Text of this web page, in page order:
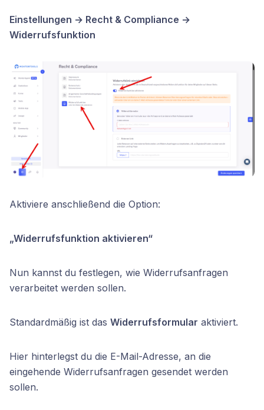
Einstellungen → Recht & Compliance →
Widerrufsfunktion
Aktiviere anschließend die Option:
„Widerrufsfunktion aktivieren“
Nun kannst du festlegen, wie Widerrufsanfragen
verarbeitet werden sollen.
Standardmäßig ist das Widerrufsformular aktiviert.
Hier hinterlegst du die E-Mail-Adresse, an die
eingehende Widerrufsanfragen gesendet werden
sollen.